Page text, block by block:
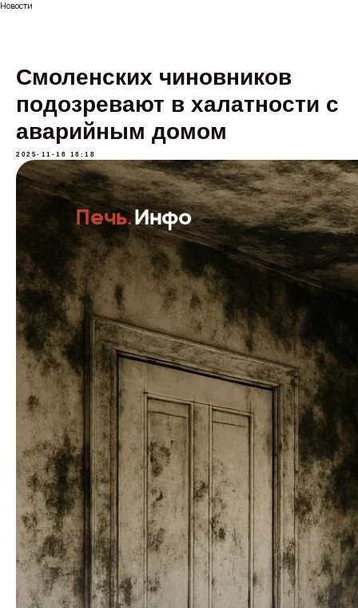
Новости
Смоленских чиновников
подозревают в халатности с
аварийным домом
2025-11-18 18:18